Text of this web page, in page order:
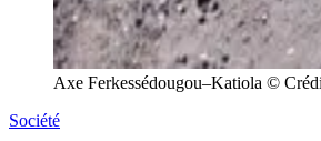
Axe Ferkessédougou–Katiola ©
Société